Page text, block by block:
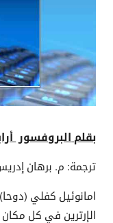
بقلم البروفسور
ترجمة: م. برهان
امانوئيل كفلي
الإرترين في كل مكان